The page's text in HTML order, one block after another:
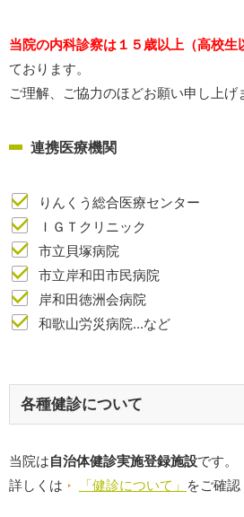
当院の内科診察は１５歳以上（高校生
ております。
ご理解、ご協力のほどお願い申し上げ
連携医療機関
りんくう総合医療センター
ＩＧＴクリニック
市立貝塚病院
市立岸和田市民病院
岸和田徳洲会病院
和歌山労災病院...など
各種健診について
当院は自治体健診実施登録施設です。
詳しくは
「健診について」 をご確認